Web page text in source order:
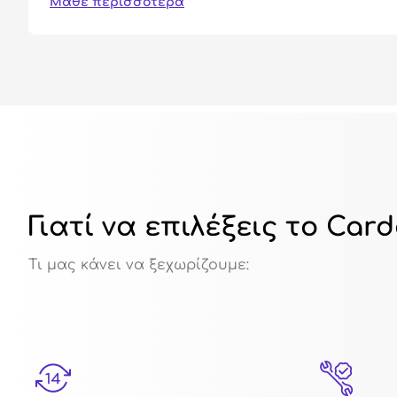
Γιατί να επιλέξεις το
Τι μας κάνει να ξεχωρίζουμε: